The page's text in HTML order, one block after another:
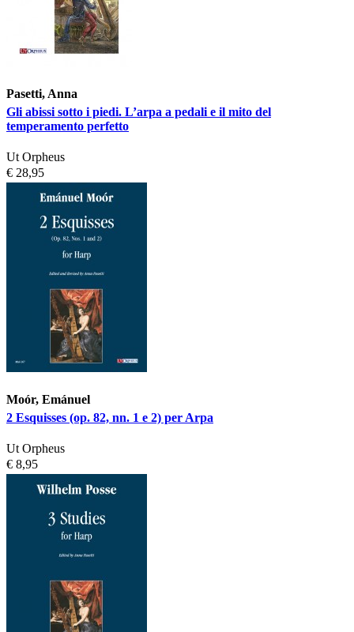
Pasetti, Anna
Gli abissi sotto i piedi. L’arpa a pedali e il mito del
temperamento perfetto
Ut Orpheus
€ 28,95
Moór, Emánuel
2 Esquisses (op. 82, nn. 1 e 2) per Arpa
Ut Orpheus
€ 8,95